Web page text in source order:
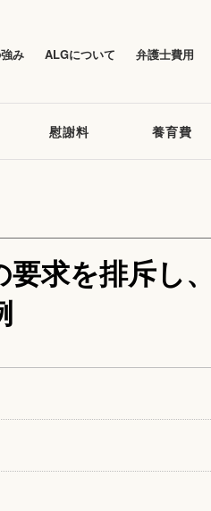
み ALGについて 弁護士費用
慰謝料 養育費
求を排斥し